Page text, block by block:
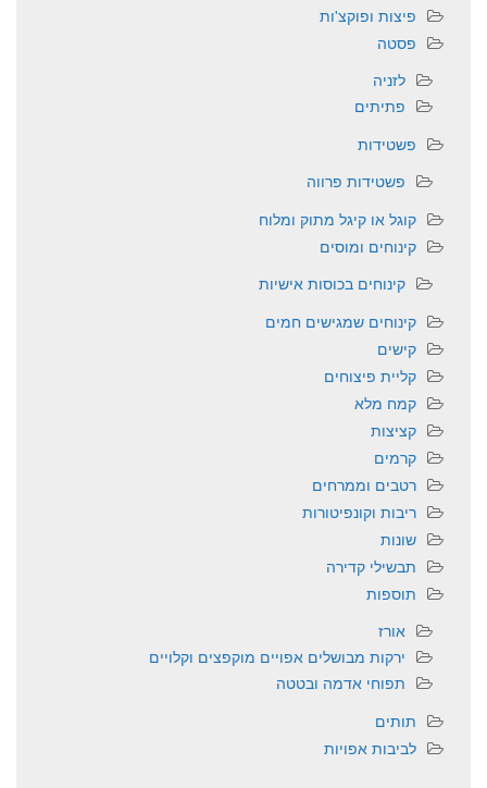
פיצות ופוקצ'ות
פסטה
לזניה
פתיתים
פשטידות
פשטידות פרווה
קוגל או קיגל מתוק ומלוח
קינוחים ומוסים
קינוחים בכוסות אישיות
קינוחים שמגישים חמים
קישים
קליית פיצוחים
קמח מלא
קציצות
קרמים
רטבים וממרחים
ריבות וקונפיטורות
שונות
תבשילי קדירה
תוספות
אורז
ירקות מבושלים אפויים מוקפצים וקלויים
תפוחי אדמה ובטטה
תותים
לביבות אפויות